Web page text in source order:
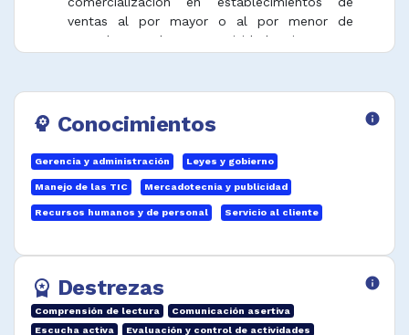
ventas al por mayor o al por menor de
acuerdo a la normatividad vigente y
Desarrollar e implementar estrategias de
servicios del establecimiento, innovaciones de
consumidor, volúmenes potenciales de ventas
y comportamiento de la competencia en
ventas .
niveles adecuados de inventario y organizar la
Desarrollar, establecer y gestionar los
presupuestos, políticas de crédito,
psychology Conocimientos info
Gerencia y administración Leyes y gobierno
Manejo de las TIC Mercadotecnia y publicidad
Recursos humanos y de personal Servicio al cliente
workspace_premium Destrezas info
Comprensión de lectura
Comunicación asertiva
Escucha activa
Evaluación y control de actividades